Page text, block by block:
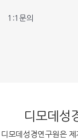
1:1문의
디모데성
디모데성경연구원은